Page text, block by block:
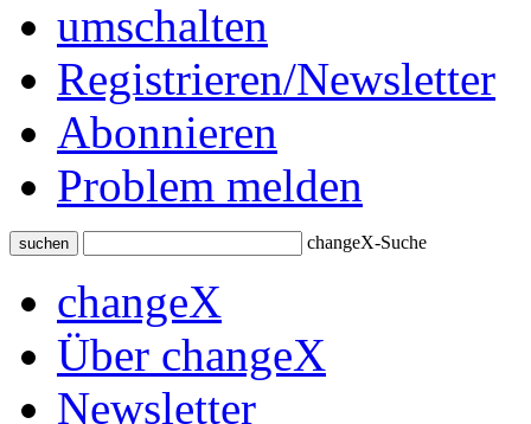
Registrieren/Newsletter
Abonnieren
Problem melden
suchen changeX-Suche
changeX
Über changeX
Newsletter